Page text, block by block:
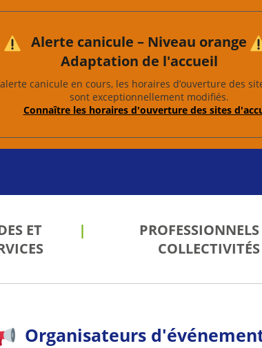
Alerte canicule – Niveau orange
Adaptation de l'accueil
canicule en cours, les horaires d’ouverture des
sont exceptionnellement modifiés.
Connaître les horaires d'ouverture des sites
ET
PROFESSIONNELS
COLLECTIVITÉS
Organisateurs